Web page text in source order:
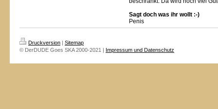
Sagt doch was ihr wollt :-)
Penis
Druckversion | Sitemap
© DerDUDE Goes SKA 2000-2021 | Impressum und Datenschutz